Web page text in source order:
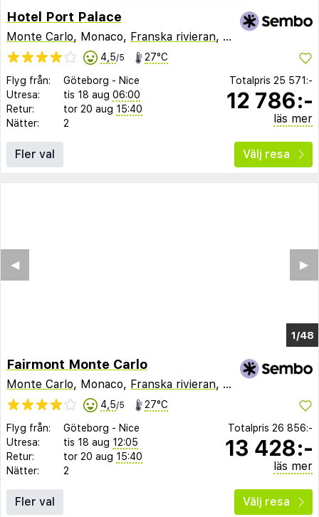
Hotel Port Palace
Monte Carlo, Monaco, Franska rivieran, Frankrike
4,5/5 27°C
Flyg från: Göteborg - Nice
Utresa:
tis 18 aug 06:00
Retur:
tor 20 aug 15:40
Nätter:
2
Totalpris 25 571:-
12 786:-
läs mer
Fler val Välj resa
1/44
▶︎
◀︎
Fairmont Monte Carlo
Monte Carlo, Monaco, Franska rivieran, Frankrike
4,5/5 27°C
Flyg från: Göteborg - Nice
Utresa:
tis 18 aug 12:05
Retur:
tor 20 aug 15:40
Nätter:
2
Totalpris 26 856:-
13 428:-
läs mer
Fler val Välj resa